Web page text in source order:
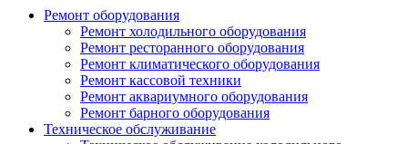
Ремонт оборудования
Ремонт холодильного оборудования
Ремонт ресторанного оборудования
Ремонт климатического оборудования
Ремонт кассовой техники
Ремонт аквариумного оборудования
Ремонт барного оборудования
Техническое обслуживание